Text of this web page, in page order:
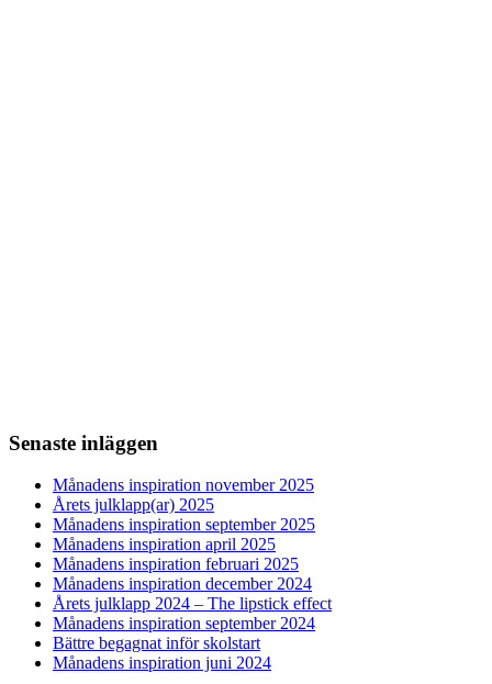
Senaste inläggen
Månadens inspiration november 2025
Årets julklapp(ar) 2025
Månadens inspiration september 2025
Månadens inspiration april 2025
Månadens inspiration februari 2025
Månadens inspiration december 2024
Årets julklapp 2024 – The lipstick effect
Månadens inspiration september 2024
Bättre begagnat inför skolstart
Månadens inspiration juni 2024